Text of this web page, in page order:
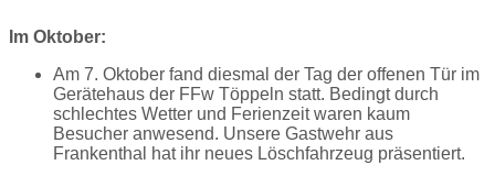
Im Oktober:
Am 7. Oktober fand diesmal der Tag der offenen Tür im
Gerätehaus der FFw Töppeln statt. Bedingt durch
schlechtes Wetter und Ferienzeit waren kaum
Besucher anwesend. Unsere Gastwehr aus
Frankenthal hat ihr neues Löschfahrzeug präsentiert.